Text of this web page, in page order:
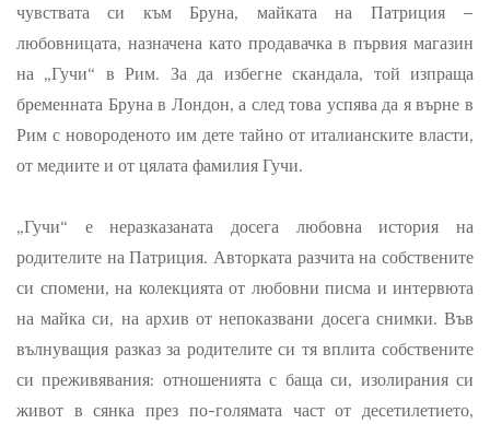
чувствата си към Бруна, майката на Патриция –
любовницата, назначена като продавачка в първия магазин
на „Гучи“ в Рим. За да избегне скандала, той изпраща
бременната Бруна в Лондон, а след това успява да я върне в
Рим с новороденото им дете тайно от италианските власти,
от медиите и от цялата фамилия Гучи.
„Гучи“ е неразказаната досега любовна история на
родителите на Патриция. Авторката разчита на собствените
си спомени, на колекцията от любовни писма и интервюта
на майка си, на архив от непоказвани досега снимки. Във
вълнуващия разказ за родителите си тя вплита собствените
си преживявания: отношенията с баща си, изолирания си
живот в сянка през по-голямата част от десетилетието,